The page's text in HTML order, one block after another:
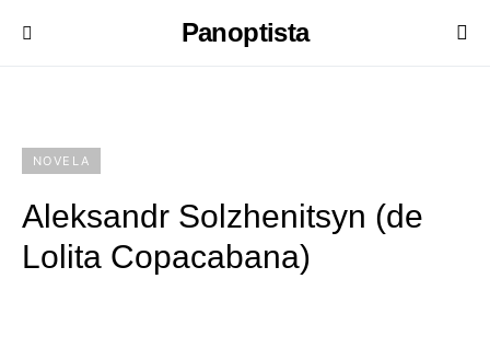
Panoptista
NOVELA
Aleksandr Solzhenitsyn (de
Lolita Copacabana)